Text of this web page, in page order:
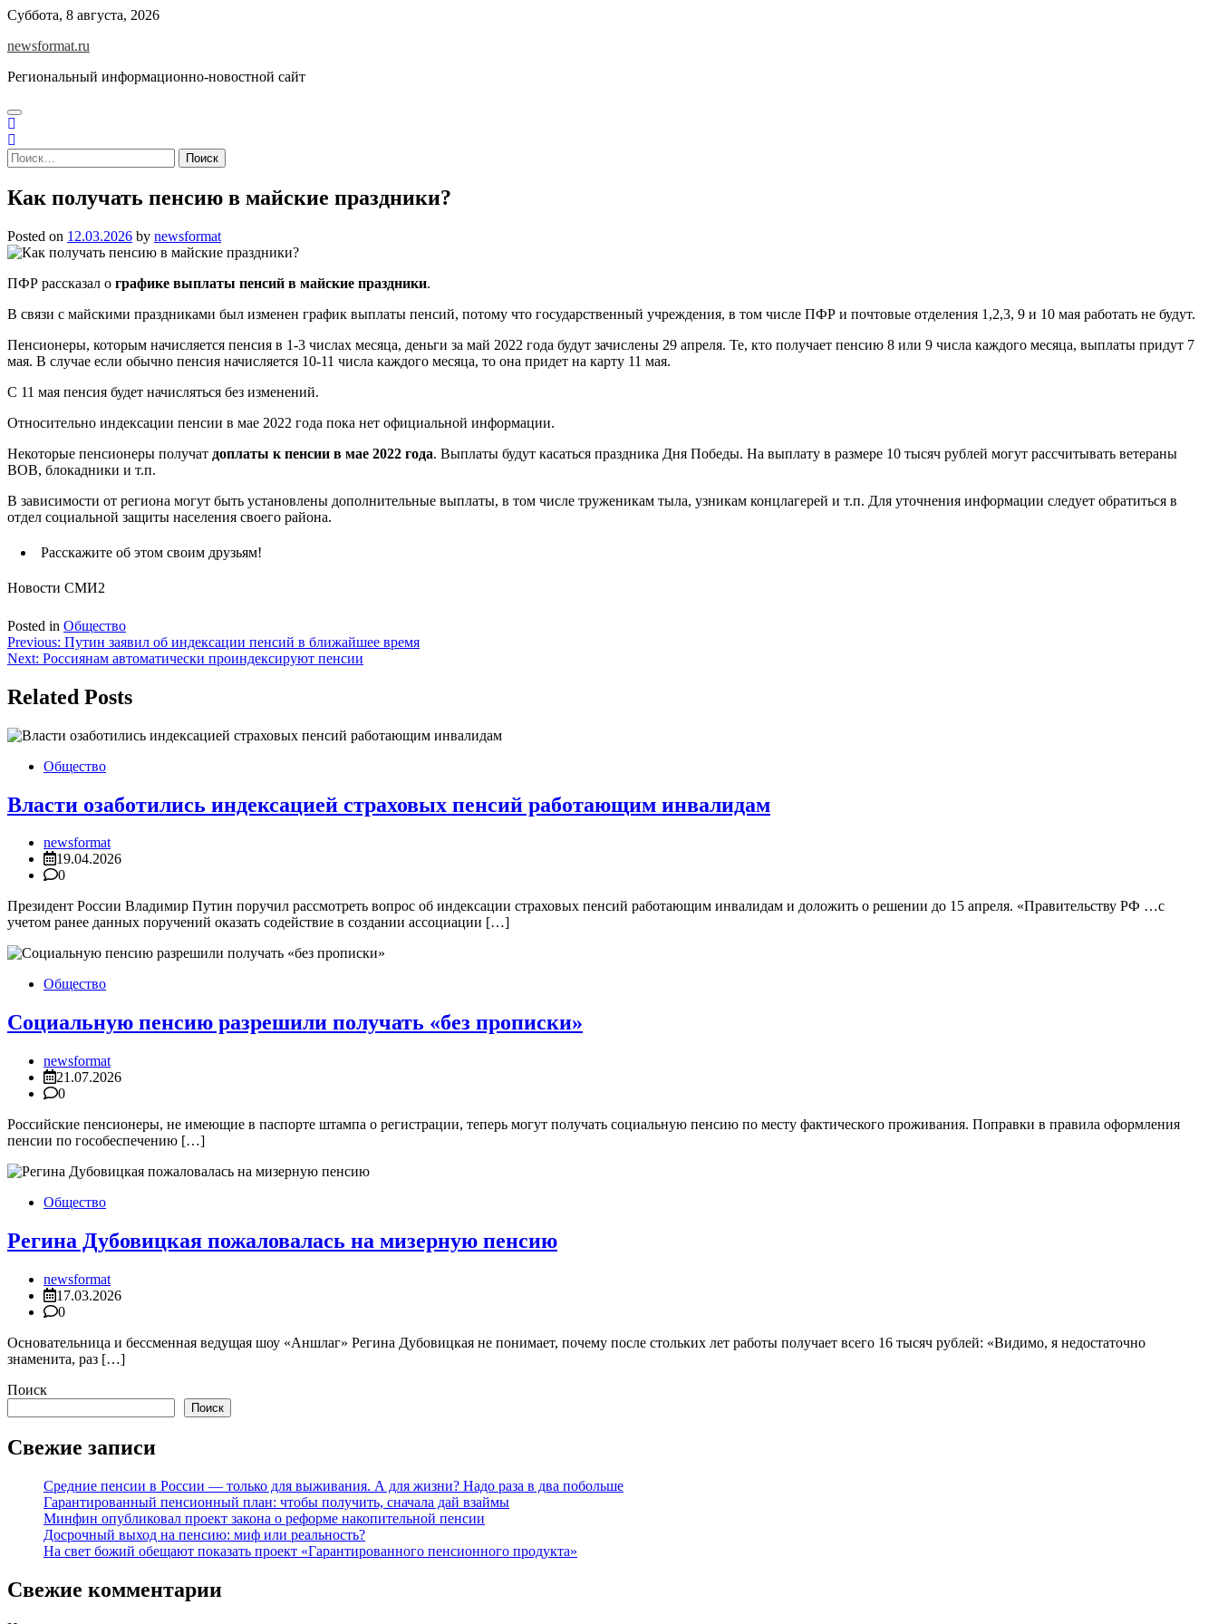
Skip
content
Суббота, 8 августа, 2026
newsformat.ru
Региональный информационно-новостной сайт
Найти:
Как получать пенсию в майские праздники?
Posted on 12.03.2026 by newsformat
ПФР рассказал о графике выплаты пенсий в майские праздники.
В связи с майскими праздниками был изменен график выплаты пенсий, потому что государственный учреждения, в том числе ПФР и почтовые отделения 1,2,3, 9 и 10 мая работать не будут.
Пенсионеры, которым начисляется пенсия в 1-3 числах месяца, деньги за май 2022 года будут зачислены 29 апреля. Те, кто получает пенсию 8 или 9 числа каждого месяца, выплаты придут 7
мая. В случае если обычно пенсия начисляется 10-11 числа каждого месяца, то она придет на карту 11 мая.
С 11 мая пенсия будет начисляться без изменений.
Относительно индексации пенсии в мае 2022 года пока нет официальной информации.
Некоторые пенсионеры получат доплаты к пенсии в мае 2022 года. Выплаты будут касаться праздника Дня Победы. На выплату в размере 10 тысяч рублей могут рассчитывать ветераны
ВОВ, блокадники и т.п.
В зависимости от региона могут быть установлены дополнительные выплаты, в том числе труженикам тыла, узникам концлагерей и т.п. Для уточнения информации следует обратиться в
отдел социальной защиты населения своего района.
Расскажите об этом своим друзьям!
Новости СМИ2
Posted in Общество
Навигация
по
записям
Previous: Путин заявил об индексации пенсий в ближайшее время
Next: Россиянам автоматически проиндексируют пенсии
Related Posts
Общество
Власти озаботились индексацией страховых пенсий работающим инвалидам
newsformat
19.04.2026
0
Президент России Владимир Путин поручил рассмотреть вопрос об индексации страховых пенсий работающим инвалидам и доложить о решении до 15 апреля. «Правительству РФ …с
учетом ранее данных поручений оказать содействие в создании ассоциации […]
Общество
Социальную пенсию разрешили получать «без прописки»
newsformat
21.07.2026
0
Российские пенсионеры, не имеющие в паспорте штампа о регистрации, теперь могут получать социальную пенсию по месту фактического проживания. Поправки в правила оформления
пенсии по гособеспечению […]
Общество
Регина Дубовицкая пожаловалась на мизерную пенсию
newsformat
17.03.2026
0
Основательница и бессменная ведущая шоу «Аншлаг» Регина Дубовицкая не понимает, почему после стольких лет работы получает всего 16 тысяч рублей: «Видимо, я недостаточно
знаменита, раз […]
Поиск
Поиск
Свежие записи
Средние пенсии в России — только для выживания. А для жизни? Надо раза в два побольше
Гарантированный пенсионный план: чтобы получить, сначала дай взаймы
Минфин опубликовал проект закона о реформе накопительной пенсии
Досрочный выход на пенсию: миф или реальность?
На свет божий обещают показать проект «Гарантированного пенсионного продукта»
Свежие комментарии